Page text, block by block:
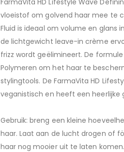
vloeistof om golvend haar mee te
Fluid is ideaal om volume en glans
de lichtgewicht leave-in crème
frizz wordt geëlimineert. De
Polymeren om het haar te
stylingtools. De FarmaVita HD
veganistisch en heeft een heerlijke
Gebruik: breng een kleine
haar. Laat aan de lucht drogen of
haar nog mooier uit te laten